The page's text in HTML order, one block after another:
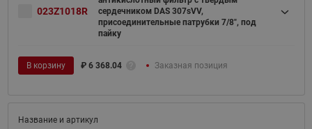
023Z1018R
сердечником DAS 307sVV,
присоединительные патрубки 7/8", под
пайку
В корзину ₽ 6 368.04 Заказная позиция